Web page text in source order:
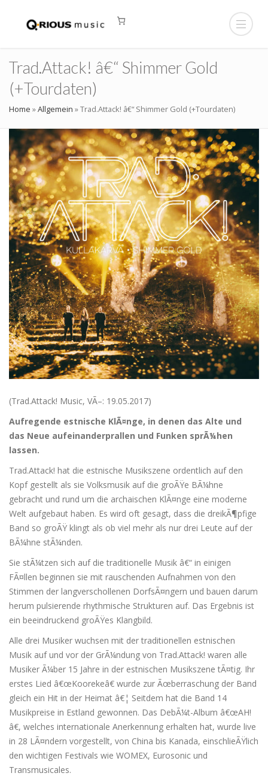
Trad.Attack! â€“ Shimmer Gold
(+Tourdaten)
Home »Allgemein »Trad.Attack! â€“ Shimmer Gold (+Tourdaten)
(Trad.Attack! Music, VÃ–: 19.05.2017)
Aufregende estnische KlÃ¤nge, in denen das Alte und
das Neue aufeinanderprallen und Funken sprÃ¼hen
lassen.
Trad.Attack! hat die estnische Musikszene ordentlich auf den
Kopf gestellt als sie Volksmusik auf die groÃŸe BÃ¼hne
gebracht und rund um die archaischen KlÃ¤nge eine moderne
Welt aufgebaut haben. Es wird oft gesagt, dass die dreikÃ¶pfige
Band so groÃŸ klingt als ob viel mehr als nur drei Leute auf der
BÃ¼hne stÃ¼nden.
Sie stÃ¼tzen sich auf die traditionelle Musik â€“ in einigen
FÃ¤llen beginnen sie mit rauschenden Aufnahmen von den
Stimmen der langverschollenen DorfsÃ¤ngern und bauen darum
herum pulsierende rhythmische Strukturen auf. Das Ergebnis ist
ein beeindruckend groÃŸes Klangbild.
Alle drei Musiker wuchsen mit der traditionellen estnischen
Musik auf und vor der GrÃ¼ndung von Trad.Attack! waren alle
Musiker Ã¼ber 15 Jahre in der estnischen Musikszene tÃ¤tig. Ihr
erstes Lied â€œKoorekeâ€ wurde zur Ãœberraschung der Band
gleich ein Hit in der Heimat â€¦ Seitdem hat die Band 14
Musikpreise in Estland gewonnen. Das DebÃ¼t-Album â€œAH!
â€, welches internationale Anerkennung erhalten hat, wurde live
in 28 LÃ¤ndern vorgestellt, von China bis Kanada, einschlieÃŸlich
den wichtigen Festivals wie WOMEX, Eurosonic und
Transmusicales.